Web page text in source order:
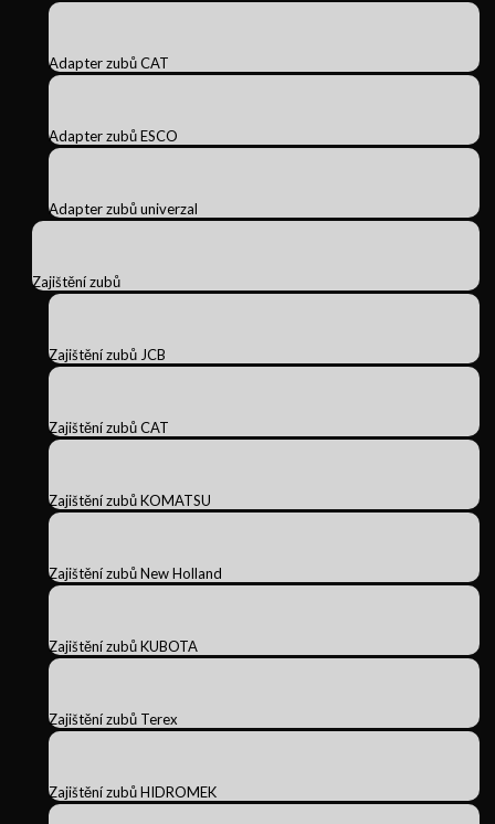
Adapter zubů CAT
Adapter zubů ESCO
Adapter zubů univerzal
Zajištění zubů
Zajištění zubů JCB
Zajištění zubů CAT
Zajištění zubů KOMATSU
Zajištění zubů New Holland
Zajištění zubů KUBOTA
Zajištění zubů Terex
Zajištění zubů HIDROMEK